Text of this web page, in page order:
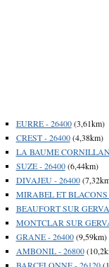
EURRE - 26400(3,61km)
CREST - 26400(4,38km)
LA BAUME
SUZE - 26400(6,44km)
DIVAJEU - 26400
MIRABEL ET BLACONS
BEAUFORT SUR
MONTCLAR SUR
GRANE - 26400(9,59km)
AMBONIL - 26800